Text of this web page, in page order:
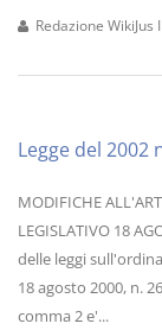
Redazione WikiJus I
Legge del 2002
MODIFICHE
LEGISLATIVO 18
delle leggi
18 agosto 2000, n.
comma 2 e'...